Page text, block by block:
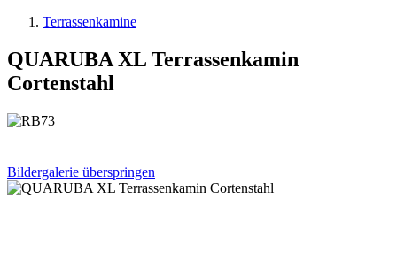
Terrassenkamine
QUARUBA XL Terrassenkamin
Cortenstahl
Bildergalerie überspringen